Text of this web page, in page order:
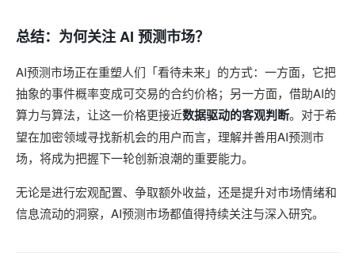
总结：为何关注 AI 预测市场？
AI预测市场正在重塑人们「看待未来」的方式：一方面，它把
抽象的事件概率变成可交易的合约价格；另一方面，借助AI的
算力与算法，让这一价格更接近数据驱动的客观判断。对于希
望在加密领域寻找新机会的用户而言，理解并善用AI预测市
场，将成为把握下一轮创新浪潮的重要能力。
无论是进行宏观配置、争取额外收益，还是提升对市场情绪和
信息流动的洞察，AI预测市场都值得持续关注与深入研究。